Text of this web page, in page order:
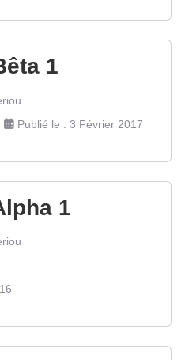
1
Publié le : 3 Février 2017
1